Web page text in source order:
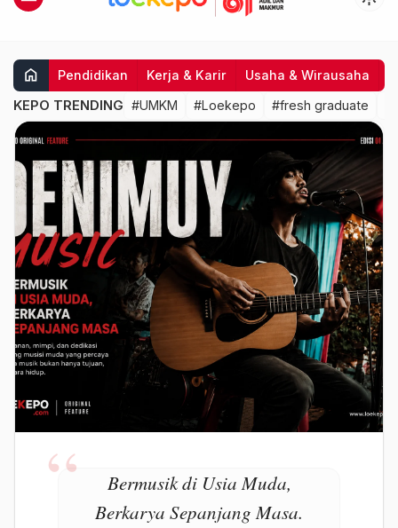
home Pendidikan Kerja & Karir Usaha & Wirausaha
KEPO TRENDING #UMKM #Loekepo #fresh graduate
Bermusik di Usia Muda,
Berkarya Sepanjang Masa.